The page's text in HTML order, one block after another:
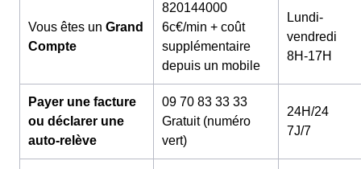
Vous êtes un Grand
Compte
820144000
6c€/min + coût
supplémentaire
depuis un mobile
Lundi-
vendredi
8H-17H
Payer une facture
ou déclarer une
auto-relève
09 70 83 33 33
Gratuit (numéro
vert)
24H/24
7J/7